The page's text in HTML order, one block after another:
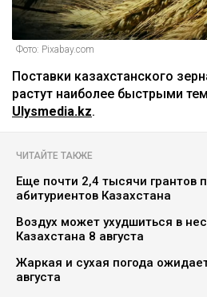
Фото: Pixabay.com
Поставки казахстанского
растут наиболее быстрыми
Ulysmedia.kz.
ЧИТАЙТЕ ТАКЖЕ
Еще почти 2,4 тысячи грантов
абитуриентов Казахстана
Воздух может ухудшиться в
Казахстана 8 августа
Жаркая и сухая погода
августа